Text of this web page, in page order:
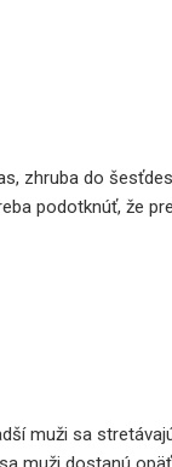
zhruba do
podotknúť, že
muži sa